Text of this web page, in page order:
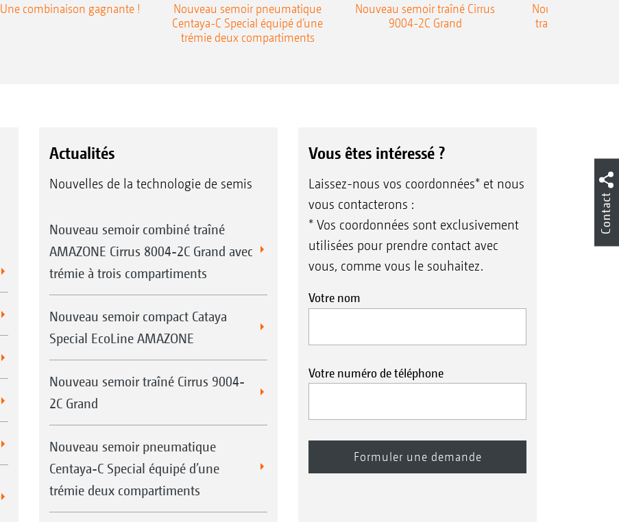
Une combinaison gagnante !
Nouveau semoir pneumatique
Centaya-C Special équipé d’une
trémie deux compartiments
Nouveau semoir traîné Cirrus
9004-2C Grand
Nouveau semoir
traîné Precea-
Actualités
Nouvelles de la technologie de semis
Nouveau semoir combiné traîné
AMAZONE Cirrus 8004-2C Grand avec
trémie à trois compartiments
Nouveau semoir compact Cataya
Special EcoLine AMAZONE
Nouveau semoir traîné Cirrus 9004-
2C Grand
Nouveau semoir pneumatique
Centaya-C Special équipé d’une
trémie deux compartiments
Vous êtes intéressé ?
Laissez-nous vos coordonnées* et nous
vous contacterons :
* Vos coordonnées sont exclusivement
utilisées pour prendre contact avec
vous, comme vous le souhaitez.
Votre nom
Votre numéro de téléphone
Contact